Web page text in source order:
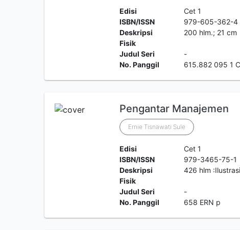
Edisi
Cet 1
ISBN/ISSN
979-605-362-4
Deskripsi
Fisik
200 hlm.; 21 cm
Judul Seri
-
No. Panggil
615.882 095 1
Pengantar Manajemen
Ernie Tisnawati Sule
Edisi
Cet 1
ISBN/ISSN
979-3465-75-1
Deskripsi
Fisik
426 hlm
Judul Seri
-
No. Panggil
658 ERN p